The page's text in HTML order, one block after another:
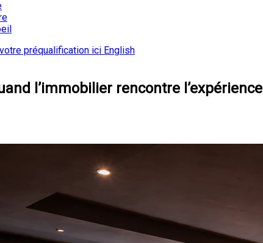
préqualification ici English
l’immobilier rencontre l’expérience